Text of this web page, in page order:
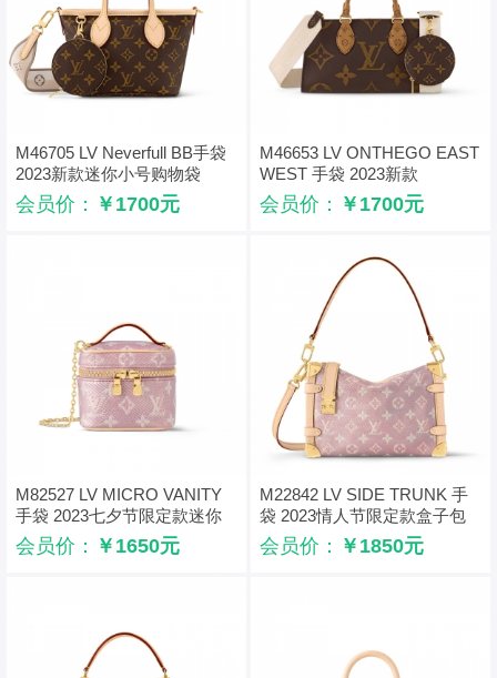
M46705 LV Neverfull BB手袋
2023新款迷你小号购物袋
会员价： ￥1700元
M46653 LV ONTHEGO EAST
WEST 手袋 2023新款
OnTheGo 托特包
会员价： ￥1700元
M82527 LV MICRO VANITY
手袋 2023七夕节限定款迷你
化妆包
会员价： ￥1650元
M22842 LV SIDE TRUNK 手
袋 2023情人节限定款盒子包
会员价： ￥1850元